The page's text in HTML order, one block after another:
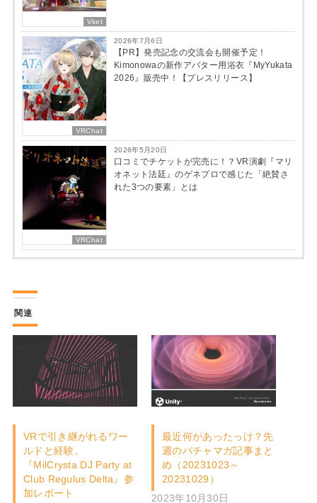
Vket
VRChat
2026年7月6日
【PR】発売記念の交流会も開催予定！
Kimonowaの新作アバター用浴衣『MyYukata
2026』販売中！【プレスリリース】
VRChat
2026年5月20日
口コミでチケットが完売に！？VR演劇『マリ
オネット法廷』のゲネプロで感じた「絶賛さ
れた3つの要素」とは
関連
VRで引き継がれるワー
ルドと経験。
『MilCrysta DJ Party at
Club Regulus Delta』参
加レポート
最近何があったっけ？先
週のバチャマガ記事まと
め（20231023～
20231029）
2023年10月30日